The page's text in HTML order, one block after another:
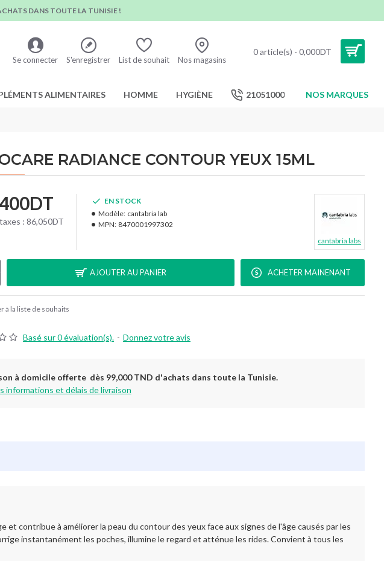
DANS TOUTE LA TUNISIE !
Se connecter S'enregistrer List de souhait Nos magasins
0 article(s) - 0,000DT
ALIMENTAIRES HOMME HYGIÈNE 21051000 NOS MARQUES
RADIANCE CONTOUR YEUX 15ML
Basé sur 0 évaluation(s). - Donnez votre avis
: 86,050DT
EN STOCK
Modèle: cantabria lab
MPN: 8470001997302
cantabria labs
AJOUTER AU PANIER ACHETER MAINENANT
à la liste de souhaits
à domicile offerte dès 99,000 TND d'achats dans toute la Tunisie.
informations et délais de livraison
contribue à améliorer la peau du contour des yeux face aux signes de l'âge causés par les
instantanément les poches, illumine le regard et atténue les rides. Convient à tous les